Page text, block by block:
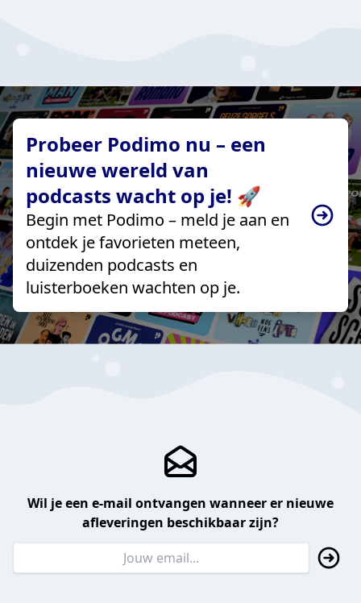
Probeer Podimo nu – een
nieuwe wereld van
podcasts wacht op je! 🚀
Begin met Podimo – meld je aan en
ontdek je favorieten meteen,
duizenden podcasts en
luisterboeken wachten op je.
Wil je een e-mail ontvangen wanneer er nieuwe
afleveringen beschikbaar zijn?